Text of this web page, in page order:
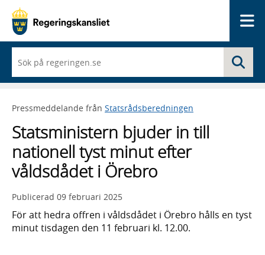
du
börjar
skriva
framträder
lista
med
sökförslag
Pressmeddelande från Statsrådsberedningen
Statsministern bjuder in till
nationell tyst minut efter
våldsdådet i Örebro
Publicerad 09 februari 2025
För att hedra offren i våldsdådet i Örebro hålls en tyst
minut tisdagen den 11 februari kl. 12.00.